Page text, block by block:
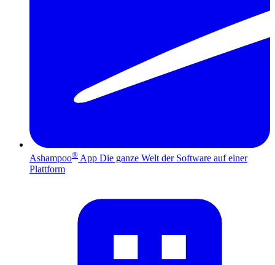
Ashampoo® App Die ganze Welt der Software auf einer
Plattform